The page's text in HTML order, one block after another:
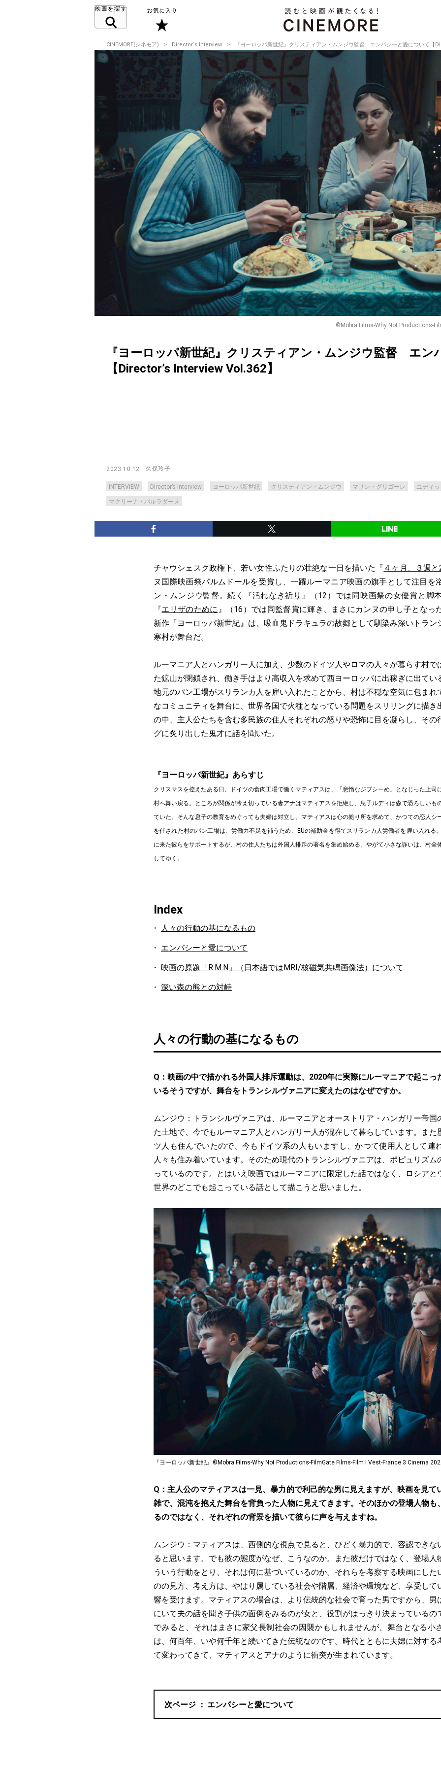
CINEMORE(シネモア) Director‘s Interview 『ヨーロッパ新世紀』クリスティアン・ムンジウ監督 エンパシーと愛について【
©Mobra Films-Why Not Productions-
『ヨーロッパ新世紀』クリスティアン・ムンジウ監督 エン
【Director’s Interview Vol.362】
2023.10.12 久保玲子
INTERVIEW Director’s Interview ヨーロッパ新世紀 クリスティアン・ムンジウ マリン・グリゴーレ ユディ
マクリーナ・バルラダーヌ
チャウシェスク政権下、若い女性ふたりの壮絶な一日を描いた『 ４ヶ月、３週と
ヌ国際映画祭パルムドールを受賞し、一躍ルーマニア映画の旗手として注目を
ン・ムンジウ監督。続く『汚れなき祈り 』（12）では同映画祭の女優賞と脚
『エリザのために 』（16）では同監督賞に輝き、まさにカンヌの申し子となっ
新作『ヨーロッパ新世紀』は、吸血鬼ドラキュラの故郷として馴染み深いトラン
寒村が舞台だ。
ルーマニア人とハンガリー人に加え、少数のドイツ人やロマの人々が暮らす村で
た鉱山が閉鎖され、働き手はより高収入を求めて西ヨーロッパに出稼ぎに出てい
地元のパン工場がスリランカ人を雇い入れたことから、村は不穏な空気に包まれ
なコミュニティを舞台に、世界各国で火種となっている問題をスリリングに描き
の中、主人公たちを含む多民族の住人それぞれの怒りや恐怖に目を凝らし、その
グに炙り出した鬼才に話を聞いた。
『ヨーロッパ新世紀』あらすじ
クリスマスを控えたある日、ドイツの食肉工場で働くマティアスは、「怠惰なジブシーめ」となじった上司
村へ舞い戻る。ところが関係が冷え切っている妻アナはマティアスを拒絶し、息子ルディは森で恐ろしいも
ていた。そんな息子の教育をめぐっても夫婦は対立し、マティアスは心の拠り所を求めて、かつての恋人シ
を任された村のパン工場は、労働力不足を補うため、EUの補助金を得てスリランカ人労働者を雇い入れる
に来た彼らをサポートするが、村の住人たちは外国人排斥の署名を集め始める。やがて小さな諍いは、村全
してゆく。
Index
人々の行動の基になるもの
エンパシーと愛について
映画の原題「R.M.N」（日本語ではMRI/核磁気共鳴画像法）について
深い森の熊との対峙
人々の行動の基になるもの
Q：映画の中で描かれる外国人排斥運動は、2020年に実際にルーマニアで起こっ
いるそうですが、舞台をトランシルヴァニアに変えたのはなぜですか。
ムンジウ：トランシルヴァニアは、ルーマニアとオーストリア・ハンガリー帝国
た土地で、今でもルーマニア人とハンガリー人が混在して暮らしています。また
ツ人も住んでいたので、今もドイツ系の人もいますし、かつて使用人として連
人々も住み着いています。そのため現代のトランシルヴァニアは、ポピュリズム
っているのです。とはいえ映画ではルーマニアに限定した話ではなく、ロシアと
世界のどこでも起こっている話として描こうと思いました。
『ヨーロッパ新世紀』©Mobra Films-Why Not Productions-FilmGate Films-Film I Vest-France 3 Cinema
Q：主人公のマティアスは一見、暴力的で利己的な男に見えますが、映画を見て
雑で、混沌を抱えた舞台を背負った人物に見えてきます。そのほかの登場人物も
るのではなく、それぞれの背景を描いて彼らに声を与えますね。
ムンジウ：マティアスは、西側的な視点で見ると、ひどく暴力的で、容認できな
ると思います。でも彼の態度がなぜ、こうなのか。また彼だけではなく、登場人
ういう行動をとり、それは何に基づいているのか。それらを考察する映画にした
のの見方、考え方は、やはり属している社会や階層、経済や環境など、享受して
響を受けます。マティアスの場合は、より伝統的な社会で育った男ですから、男
にいて夫の話を聞き子供の面倒をみるのが女と、役割がはっきり決まっているの
でみると、それはまさに家父長制社会の因襲かもしれませんが、舞台となる小
は、何百年、いや何千年と続いてきた伝統なのです。時代とともに夫婦に対する
て変わってきて、マティアスとアナのように衝突が生まれています。
エンパシーと愛について